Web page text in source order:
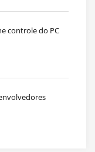
controle do PC